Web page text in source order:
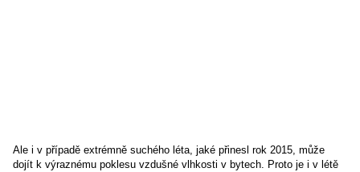
Ale i v případě extrémně suchého léta, jaké přinesl rok 2015, může
dojít k výraznému poklesu vzdušné vlhkosti v bytech. Proto je i v létě